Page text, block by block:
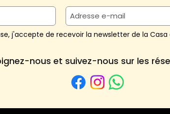
j'accepte de recevoir la newsletter de la Casa
nous et suivez-nous sur les